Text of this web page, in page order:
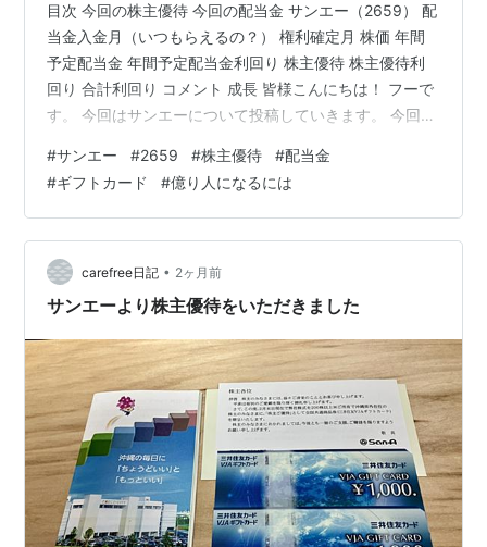
目次 今回の株主優待 今回の配当金 サンエー（2659） 配
当金入金月（いつもらえるの？） 権利確定月 株価 年間
予定配当金 年間予定配当金利回り 株主優待 株主優待利
回り 合計利回り コメント 成長 皆様こんにちは！ フーで
す。 今回はサンエーについて投稿していきます。 今回の
（2,000円相当）」になります。 今回の配当金 サンエー
からの配当金は125円×200株＝25,000円。 現在特定口
座での保有ですので、税金が引かれます。 税引き後の入
金金額は19,922円となりました。 サンエー（2659） サ
ンエーの紹介していきたいと思います。 …
#サンエー #2659 #株主優待 #配当金
#ギフトカード #億り人になるには
carefree日記 • 2ヶ月前
サンエーより株主優待をいただきました